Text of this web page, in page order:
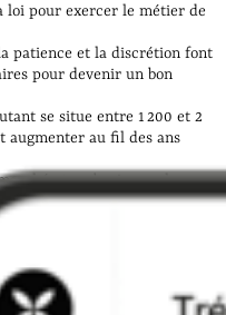
loi pour exercer le métier de
la patience et la discrétion font
pour devenir un bon
se situe entre 1 200 et 2
augmenter au fil des ans
et un business plan
votre propre cabinet de
avec Qonto